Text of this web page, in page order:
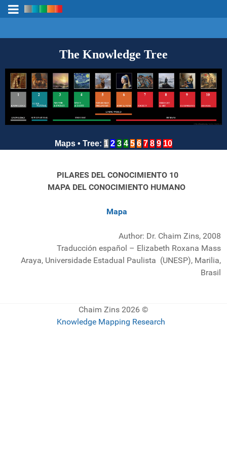
The Knowledge Tree
Maps • Tree: 1 2 3 4 5 6 7 8 9 10
10 PILARES DEL CONOCIMIENTO
MAPA DEL CONOCIMIENTO HUMANO
Mapa
Author: Dr. Chaim Zins, 2008
Traducción español – Elizabeth Roxana Mass
Araya, Universidade Estadual Paulista (UNESP), Marilia,
Brasil
© 2026 Chaim Zins
Knowledge Mapping Research